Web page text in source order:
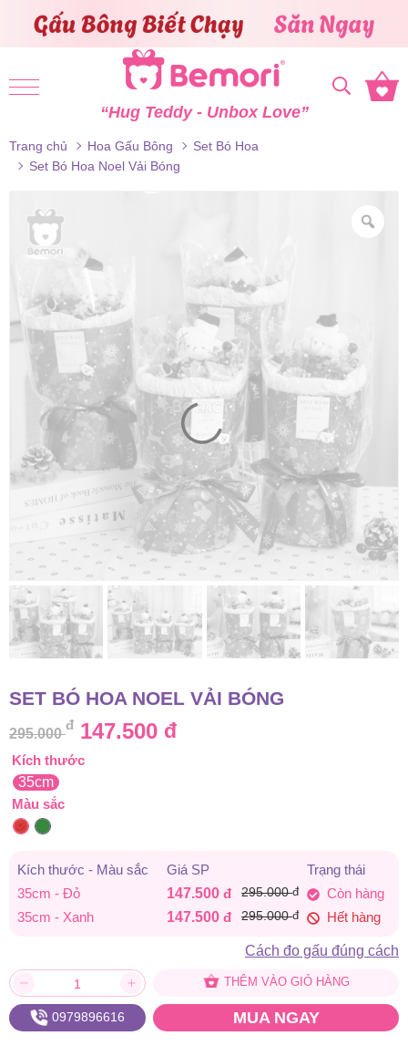
Skip to content
“Hug Teddy - Unbox Love”
Trang chủ Hoa Gấu Bông
Set Bó Hoa
Set Bó Hoa Noel Vải Bóng
SET BÓ HOA NOEL VẢI BÓNG
295.000
đ Giá
gốc
147.500 đ
147.500 đ.
Kích thước
35cm
Màu sắc
Kích thước - Màu sắc Giá SP
Trạng thái
35cm - Đỏ
147.500 đ 295.000đ
Còn hàng
35cm - Xanh
147.500 đ 295.000đ Hết hàng
Cách đo gấu đúng cách
THÊM VÀO GIỎ HÀNG
0979896616 MUA NGAY